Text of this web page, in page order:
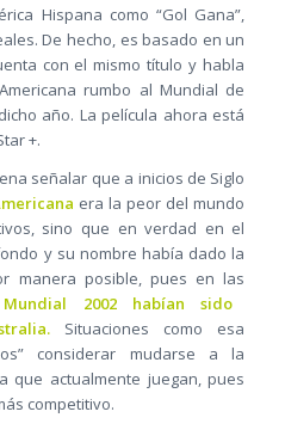
Hispana como “Gol Gana”,
De hecho, es basado en un
con el mismo título y habla
rumbo al Mundial de
año. La película ahora está
+.
señalar que a inicios de Siglo
era la peor del mundo
sino que en verdad en el
y su nombre había dado la
manera posible, pues en las
2002 habían sido
Situaciones como esa
considerar mudarse a la
que actualmente juegan, pues
competitivo.